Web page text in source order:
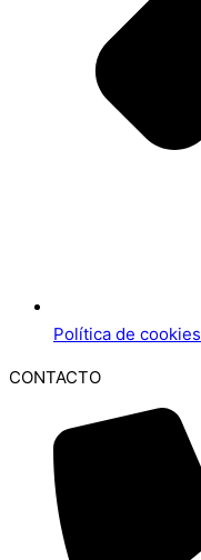
Política de cookies
CONTACTO